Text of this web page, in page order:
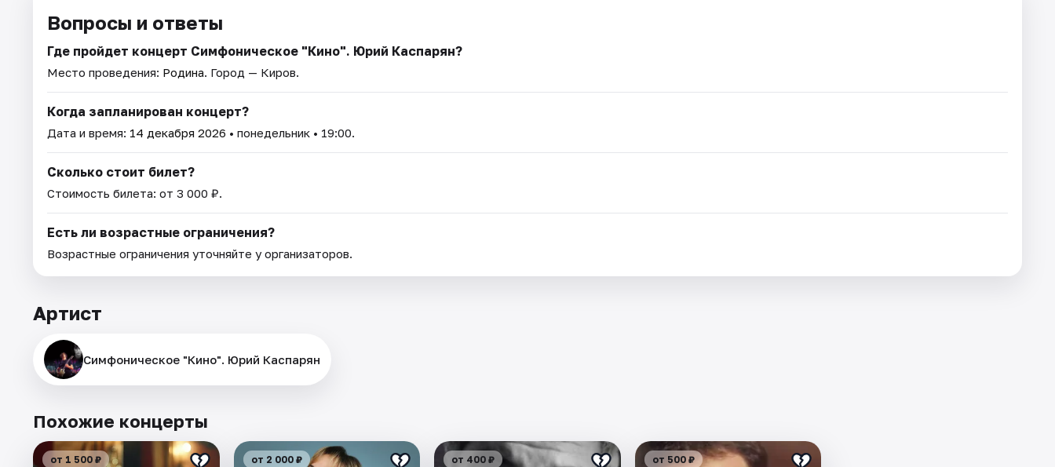
Вопросы и ответы
Где пройдет концерт Симфоническое "Кино". Юрий Каспарян?
Место проведения: Родина. Город — Киров.
Когда запланирован концерт?
Дата и время: 14 декабря 2026 • понедельник • 19:00.
Сколько стоит билет?
Стоимость билета: от 3 000 ₽.
Есть ли возрастные ограничения?
Возрастные ограничения уточняйте у организаторов.
Артист
Симфоническое "Кино". Юрий Каспарян
Похожие концерты
от 1 500 ₽ от 2 000 ₽ от 400 ₽ от 500 ₽